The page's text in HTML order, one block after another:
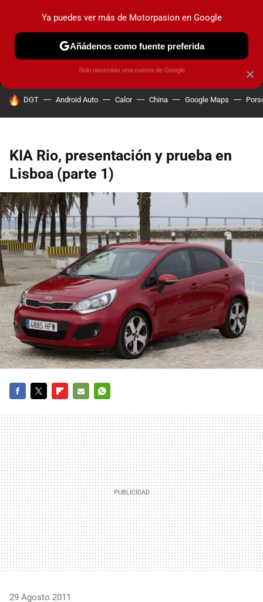
MENÚ NUEVO
COCHES ELÉCTRICOS OBSERVATORIO
HOY SE HABLA DE
DGT Android Auto Calor China Google Maps
KIA Rio, presentación y prueba en
Lisboa (parte 1)
MAIL
29 Agosto 2011
×
Ya puedes ver más de Motorpasion en Google
Añádenos como fuente preferida
Solo necesitas una cuenta de Google